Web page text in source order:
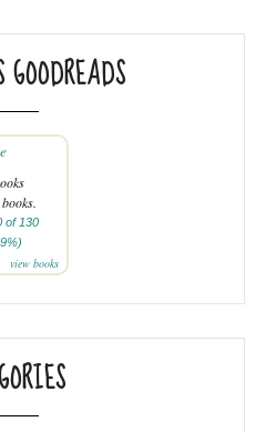
of 130
view books